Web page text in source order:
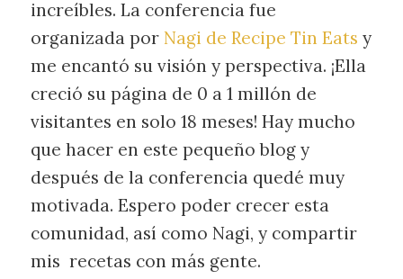
increíbles. La conferencia fue
organizada por Nagi de Recipe Tin Eats y
me encantó su visión y perspectiva. ¡Ella
creció su página de 0 a 1 millón de
visitantes en solo 18 meses! Hay mucho
que hacer en este pequeño blog y
después de la conferencia quedé muy
motivada. Espero poder crecer esta
comunidad, así como Nagi, y compartir
mis recetas con más gente.